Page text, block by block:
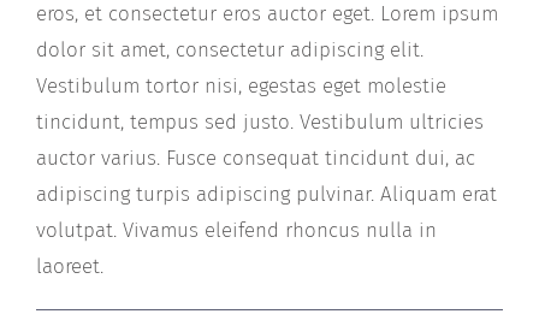
eros, et consectetur eros auctor eget. Lorem ipsum
dolor sit amet, consectetur adipiscing elit.
Vestibulum tortor nisi, egestas eget molestie
tincidunt, tempus sed justo. Vestibulum ultricies
auctor varius. Fusce consequat tincidunt dui, ac
adipiscing turpis adipiscing pulvinar. Aliquam erat
volutpat. Vivamus eleifend rhoncus nulla in
laoreet.